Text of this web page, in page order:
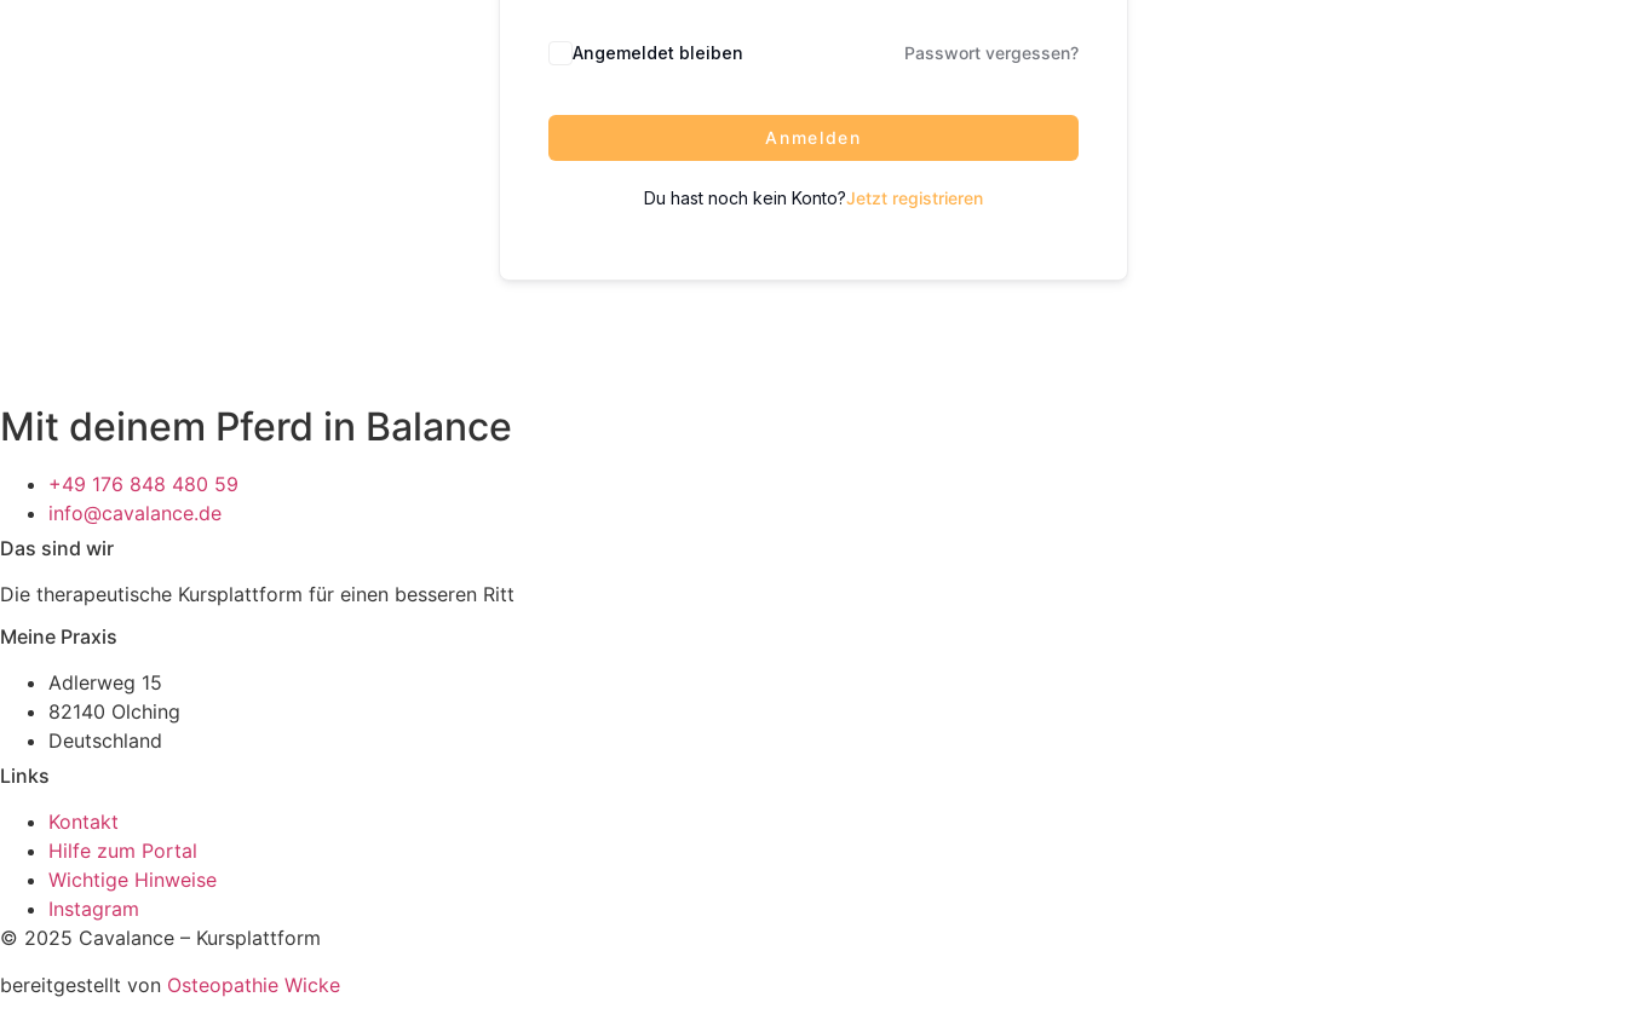
Angemeldet bleiben Passwort vergessen?
Anmelden
Du hast noch kein Konto?Jetzt registrieren
Mit deinem Pferd in Balance
+49 176 848 480 59
info@cavalance.de
Das sind wir
Die therapeutische Kursplattform für einen besseren Ritt
Meine Praxis
Adlerweg 15
82140 Olching
Deutschland
Links
Kontakt
Hilfe zum Portal
Wichtige Hinweise
Instagram
© 2025 Cavalance – Kursplattform
bereitgestellt von Osteopathie Wicke